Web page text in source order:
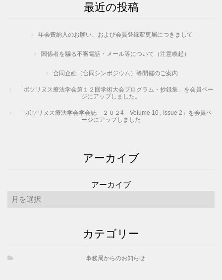
最近の投稿
年会費納入のお願い、および会員登録変更届につきまして
関係者を騙る不審電話・メール等について（注意喚起）
合同企画（合同シンポジウム）等開催のご案内
「ボツリヌス療法学会第１２回学術大会プログラム・抄録集」を会員ペー
ジにアップしました。
「ボツリヌス療法学会学会誌 ２０２4 Volume 10 , Issue 2」を会員ペ
ージにアップしました
アーカイブ
アーカイブ
カテゴリー
事務局からのお知らせ